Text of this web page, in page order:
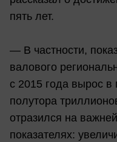
пять лет.
— В частности,
валового
с 2015 года вырос в
полутора
отразился на
показателях: